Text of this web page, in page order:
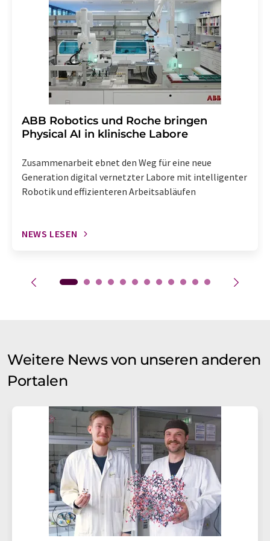
widerrufen. Zudem ist in jeder E-Mail ein Link zur
Abbestellung des entsprechenden Newsletters
enthalten.
​​​​​​​ABB Robotics und Roche bringen
Physical AI in klinische Labore
Zusammenarbeit ebnet den Weg für eine neue
Generation digital vernetzter Labore mit intelligenter
Robotik und effizienteren Arbeitsabläufen
NEWS LESEN
Weitere News von unseren anderen
Portalen